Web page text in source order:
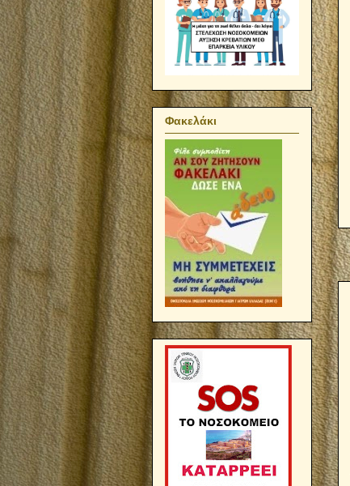
Φακελάκι